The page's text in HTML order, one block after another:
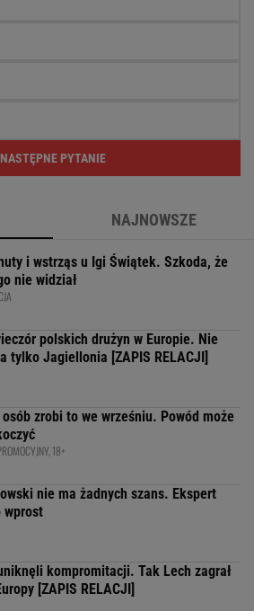
NASTĘPNE PYTANIE
NAJNOWSZE
i wstrząs u Igi Świątek. Szkoda, że
nie widział
polskich drużyn w Europie. Nie
tylko Jagiellonia [ZAPIS RELACJI]
zrobi to we wrześniu. Powód może
18+
nie ma żadnych szans. Ekspert
wprost
kompromitacji. Tak Lech zagrał
[ZAPIS RELACJI]